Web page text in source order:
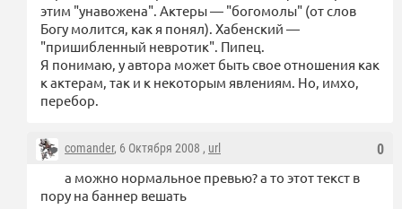
этим "унавожена". Актеры — "богомолы" (от слов
Богу молится, как я понял). Хабенский —
"пришибленный невротик". Пипец.
Я понимаю, у автора может быть свое отношения как
к актерам, так и к некоторым явлениям. Но, имхо,
перебор.
0
comander, 6 Октября 2008 , url
а можно нормальное превью? а то этот текст в
пору на баннер вешать